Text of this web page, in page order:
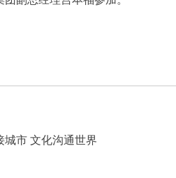
市 文化沟通世界